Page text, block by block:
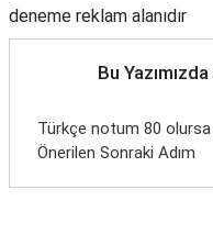
deneme reklam alanıdır
Bu
Türkçe notum 80
Önerilen Sonraki Adım